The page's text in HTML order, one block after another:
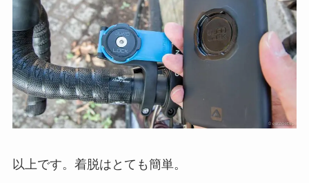
以上です。着脱はとても簡単。